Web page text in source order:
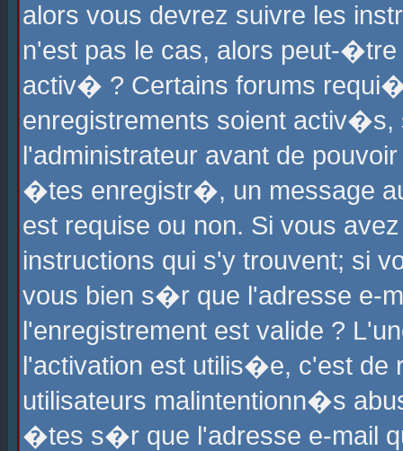
alors vous devrez suivre les
n'est pas le cas, alors peut-
activ� ? Certains forums
enregistrements soient
l'administrateur avant de
�tes enregistr�, un message
est requise ou non. Si vous
instructions qui s'y trouvent; si
vous bien s�r que l'adresse e-
l'enregistrement est valide ?
l'activation est utilis�e, c'est
utilisateurs malintentionn�s
�tes s�r que l'adresse e-mail